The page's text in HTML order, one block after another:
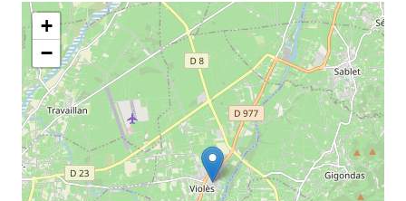
+
−